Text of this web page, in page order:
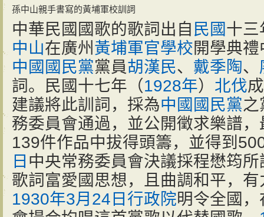
孫中山親手書寫的黃埔軍校訓詞
中華民國國歌的歌詞出自 民國十三
中山在廣州 黃埔軍官學校開學典
中國國民黨黨員胡漢民、 戴季陶、
詞。民國十七年（1928年） 北伐
建議將此訓詞，採為中國國民黨之
務委員會通過，並公開徵求樂譜，
139件作品中拔得頭籌，並得到
日 中央常務委員會決議採程懋筠
歌詞富愛國思想，且曲調和平，
1930年3月24日 行政院明令全國